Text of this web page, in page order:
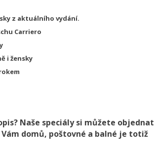
z aktuálního vydání.
Carriero
i žensky
Naše speciály si můžete objednat
Vám domů, poštovné a balné je totiž